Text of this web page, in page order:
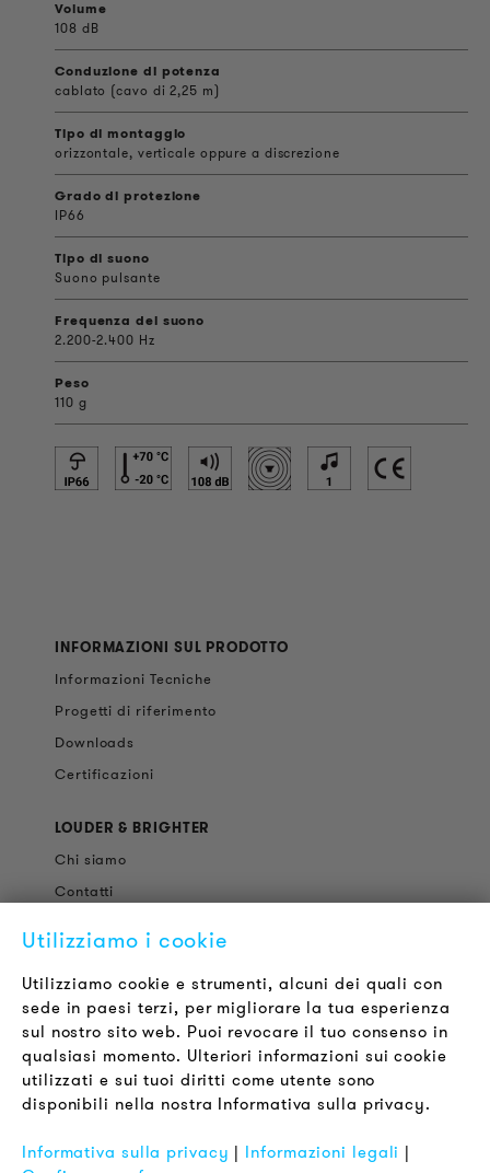
Volume
108 dB
Conduzione di potenza
cablato (cavo di 2,25 m)
Tipo di montaggio
orizzontale, verticale oppure a discrezione
Grado di protezione
IP66
Tipo di suono
Suono pulsante
Frequenza del suono
2.200-2.400 Hz
Peso
110 g
INFORMAZIONI SUL PRODOTTO
Informazioni Tecniche
Progetti di riferimento
Downloads
Certificazioni
LOUDER & BRIGHTER
Chi siamo
Contatti
Newsletter
LEGALE
Termini & Condizioni
Informativa sulla Privacy
Impronta
Utilizziamo i cookie
Utilizziamo cookie e strumenti, alcuni dei quali con
sede in paesi terzi, per migliorare la tua esperienza
sul nostro sito web. Puoi revocare il tuo consenso in
qualsiasi momento. Ulteriori informazioni sui cookie
utilizzati e sui tuoi diritti come utente sono
disponibili nella nostra Informativa sulla privacy.
Informativa sulla privacy | Informazioni legali |